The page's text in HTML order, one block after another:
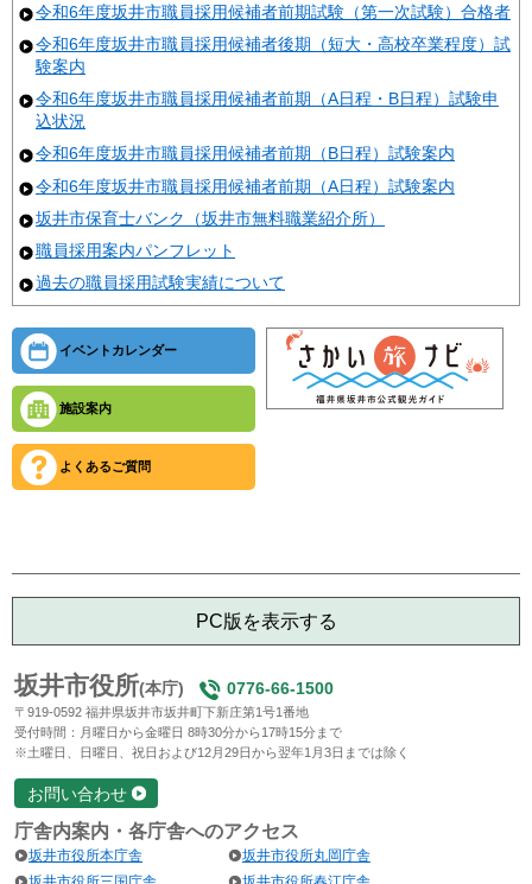
令和6年度坂井市職員採用候補者前期試験（第一次試験）合格者
令和6年度坂井市職員採用候補者後期（短大・高校卒業程度）試
験案内
令和6年度坂井市職員採用候補者前期（A日程・B日程）試験申
込状況
令和6年度坂井市職員採用候補者前期（B日程）試験案内
令和6年度坂井市職員採用候補者前期（A日程）試験案内
坂井市保育士バンク（坂井市無料職業紹介所）
職員採用案内パンフレット
過去の職員採用試験実績について
イベントカレンダー
施設案内
よくあるご質問
PC版を表示する
坂井市役所(本庁) 0776-66-1500
〒919-0592 福井県坂井市坂井町下新庄第1号1番地
受付時間：月曜日から金曜日 8時30分から17時15分まで
※土曜日、日曜日、祝日および12月29日から翌年1月3日までは除く
お問い合わせ
庁舎内案内・各庁舎へのアクセス
坂井市役所本庁舎
坂井市役所丸岡庁舎